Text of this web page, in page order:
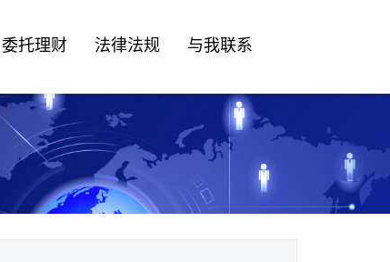
委托理财 法律法规 与我联系